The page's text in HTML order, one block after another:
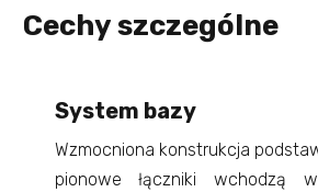
Cechy szczególne
System bazy
Wzmocniona konstrukcja
pionowe łączniki wchodzą